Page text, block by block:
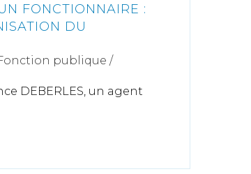
FONCTIONNAIRE :
DU
publique /
DEBERLES, un agent